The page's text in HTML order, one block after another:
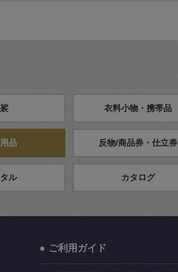
衣料小物・携帯品
品 反物/商品券・仕立券
ル カタログ
ご利用ガイド